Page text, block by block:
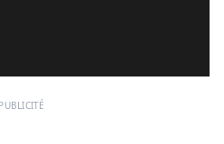
PUBLICITÉ